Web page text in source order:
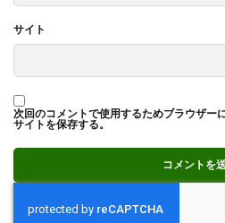
サイト
次回のコメントで使用するためブラウザー
サイトを保存する。